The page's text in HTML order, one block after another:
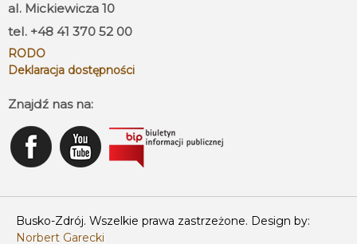
al. Mickiewicza 10
tel. +48 41 370 52 00
RODO
Deklaracja dostępności
Znajdź nas na:
Busko-Zdrój. Wszelkie prawa zastrzeżone. Design by:
Norbert Garecki